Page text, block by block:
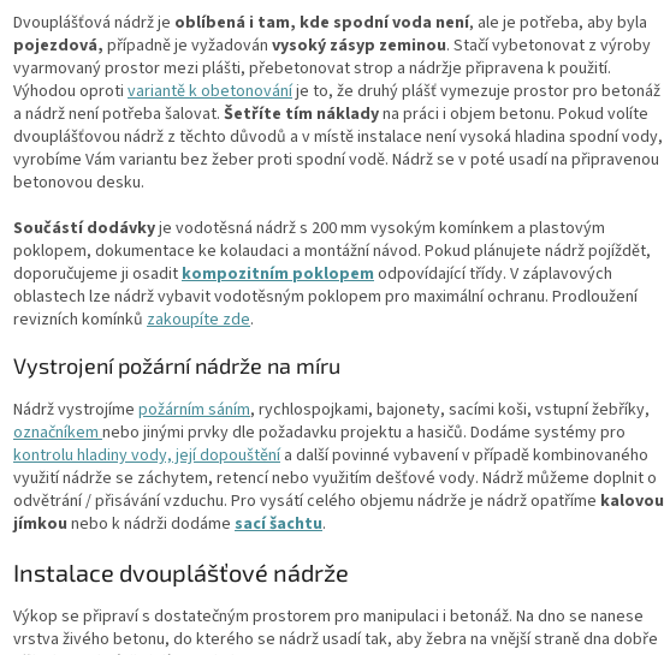
Dvouplášťová nádrž je oblíbená i tam, kde spodní voda není, ale je potřeba, aby byla
pojezdová, případně je vyžadován vysoký zásyp zeminou. Stačí vybetonovat z výroby
vyarmovaný prostor mezi plášti, přebetonovat strop a nádržje připravena k použití.
Výhodou oproti variantě k obetonováníje to, že druhý plášť vymezuje prostor pro betonáž
a nádrž není potřeba šalovat. Šetříte tím nákladyna práci i objem betonu. Pokud volíte
dvouplášťovou nádrž z těchto důvodů a v místě instalace není vysoká hladina spodní vody,
vyrobíme Vám variantu bez žeber proti spodní vodě. Nádrž se v poté usadí na připravenou
betonovou desku.
Součástí dodávkyje vodotěsná nádrž s 200 mm vysokým komínkem a plastovým
poklopem, dokumentace ke kolaudaci a montážní návod. Pokud plánujete nádrž pojíždět,
doporučujeme ji osaditkompozitním poklopemodpovídající třídy. V záplavových
oblastech lze nádrž vybavit vodotěsným poklopem pro maximální ochranu. Prodloužení
revizních komínků zakoupíte zde.
Vystrojení požární nádrže na míru
Nádrž vystrojíme požárním sáním, rychlospojkami, bajonety, sacími koši, vstupní žebříky,
označníkemnebo jinými prvky dle požadavku projektu a hasičů. Dodáme systémy pro
kontrolu hladiny vody, její dopouštěnía další povinné vybavení v případě kombinovaného
využití nádrže se záchytem, retencí nebo využitím dešťové vody. Nádrž můžeme doplnit o
odvětrání / přisávání vzduchu. Pro vysátí celého objemu nádrže je nádrž opatříme kalovou
jímkou nebo k nádrži dodáme sací šachtu.
Instalace dvouplášťové nádrže
Výkop se připraví s dostatečným prostorem pro manipulaci i betonáž. Na dno se nanese
vrstva živého betonu, do kterého se nádrž usadí tak, aby žebra na vnější straně dna dobře